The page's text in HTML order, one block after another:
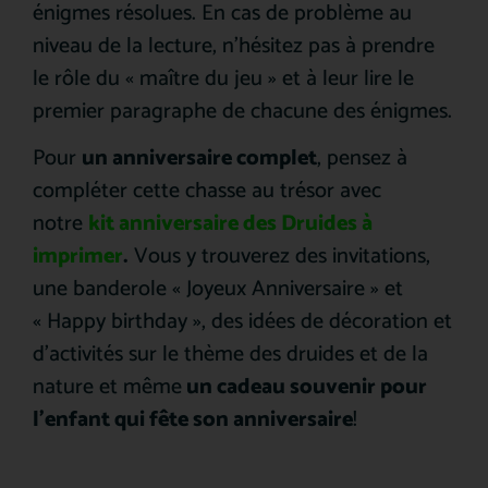
énigmes résolues. En cas de problème au
niveau de la lecture, n’hésitez pas à prendre
le rôle du « maître du jeu » et à leur lire le
premier paragraphe de chacune des énigmes.
Pour un anniversaire complet, pensez à
compléter cette chasse au trésor avec
notre kit anniversaire des Druides à
imprimer. Vous y trouverez des invitations,
une banderole « Joyeux Anniversaire » et
« Happy birthday », des idées de décoration et
d’activités sur le thème des druides et de la
nature et mêmeun cadeau souvenir pour
l’enfant qui fête son anniversaire!